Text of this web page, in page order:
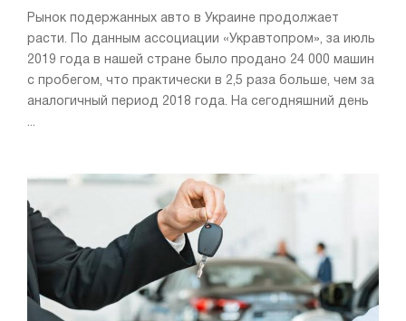
Рынок подержанных авто в Украине продолжает
расти. По данным ассоциации «Укравтопром», за июль
2019 года в нашей стране было продано 24 000 машин
с пробегом, что практически в 2,5 раза больше, чем за
аналогичный период 2018 года. На сегодняшний день
...